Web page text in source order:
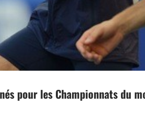
pour les Championnats du